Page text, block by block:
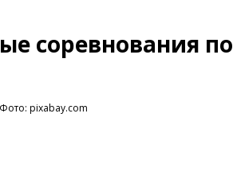
соревнования по
Фото: pixabay.com